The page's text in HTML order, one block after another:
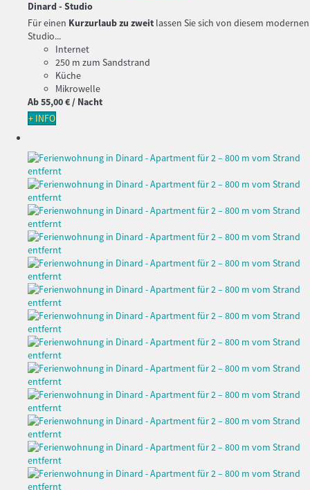
Dinard - Studio
Für einen Kurzurlaub zu zweit lassen Sie sich von diesem modernen
Studio...
Internet
250 m zum Sandstrand
Küche
Mikrowelle
Ab55,00 €/ Nacht
+ INFO